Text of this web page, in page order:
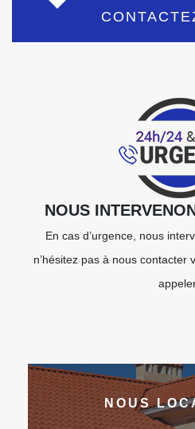
NOUS
En cas d’urgence, nous
n’hésitez pas à nous contacter
NOUS